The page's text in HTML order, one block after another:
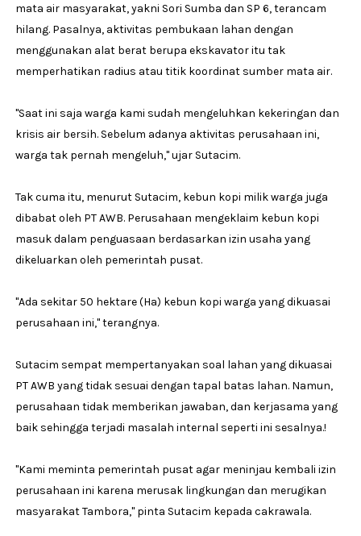
mata air masyarakat, yakni Sori Sumba dan SP 6, terancam
hilang. Pasalnya, aktivitas pembukaan lahan dengan
menggunakan alat berat berupa ekskavator itu tak
memperhatikan radius atau titik koordinat sumber mata air.
"Saat ini saja warga kami sudah mengeluhkan kekeringan dan
krisis air bersih. Sebelum adanya aktivitas perusahaan ini,
warga tak pernah mengeluh," ujar Sutacim.
Tak cuma itu, menurut Sutacim, kebun kopi milik warga juga
dibabat oleh PT AWB. Perusahaan mengeklaim kebun kopi
masuk dalam penguasaan berdasarkan izin usaha yang
dikeluarkan oleh pemerintah pusat.
"Ada sekitar 50 hektare (Ha) kebun kopi warga yang dikuasai
perusahaan ini," terangnya.
Sutacim sempat mempertanyakan soal lahan yang dikuasai
PT AWB yang tidak sesuai dengan tapal batas lahan. Namun,
perusahaan tidak memberikan jawaban, dan kerjasama yang
baik sehingga terjadi masalah internal seperti ini sesalnya.!
"Kami meminta pemerintah pusat agar meninjau kembali izin
perusahaan ini karena merusak lingkungan dan merugikan
masyarakat Tambora," pinta Sutacim kepada cakrawala.